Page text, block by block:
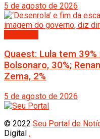
5 de agosto de 2026
Quaest: Lula tem
Bolsonaro, 30%;
Zema, 2%
5 de agosto de 2026
© 2022 Seu Portal de
Digital .